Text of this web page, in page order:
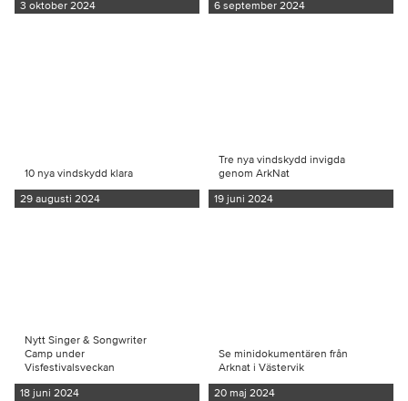
3 oktober 2024 6 september 2024
10 nya vindskydd klara
29 augusti 2024
Tre nya vindskydd invigda
genom ArkNat
19 juni 2024
Nytt Singer & Songwriter
Camp under
Visfestivalsveckan
18 juni 2024
Se minidokumentären från
Arknat i Västervik
20 maj 2024